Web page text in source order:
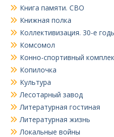
Книга памяти. СВО
Книжная полка
Коллективизация. 30-е
Комсомол
Конно-спортивный
Копилочка
Культура
Лесотарный завод
Литературная гостиная
Литературная жизнь
Локальные войны